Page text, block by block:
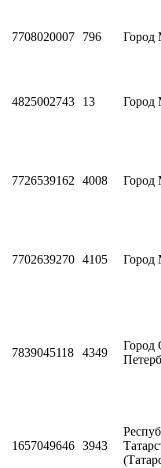
7708020007 796 Город
4825002743 13 Город
7726539162 4008 Город
7702639270 4105 Город
7839045118 4349
Город
1657049646 3943